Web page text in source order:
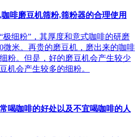
啡磨豆机筛粉,筛粉器的合理使用
极细粉”，其厚度和意式咖啡的研磨
微米。再贵的磨豆机，磨出来的咖啡
粉。但是，好的磨豆机会产生较少
机会产生较多的细粉。
喝咖啡的好处以及不宜喝咖啡的人